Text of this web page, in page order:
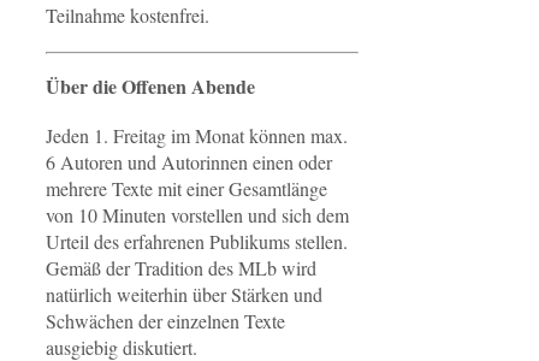
Teilnahme kostenfrei.
Über die Offenen Abende
Jeden 1. Freitag im Monat können max.
6 Autoren und Autorinnen einen oder
mehrere Texte mit einer Gesamtlänge
von 10 Minuten vorstellen und sich dem
Urteil des erfahrenen Publikums stellen.
Gemäß der Tradition des MLb wird
natürlich weiterhin über Stärken und
Schwächen der einzelnen Texte
ausgiebig diskutiert.